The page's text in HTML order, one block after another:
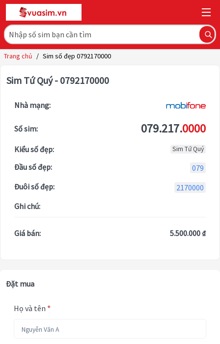
Trang chủ / Sim số đẹp 0792170000
Sim Tứ Quý - 0792170000
Nhà mạng:
Số sim: 079.217.0000
Kiểu số đẹp: Sim Tứ Quý
Đầu số đẹp:
079
Đuôi số đẹp:
2170000
Ghi chú:
Giá bán: 5.500.000 ₫
Đặt mua
Họ và tên *